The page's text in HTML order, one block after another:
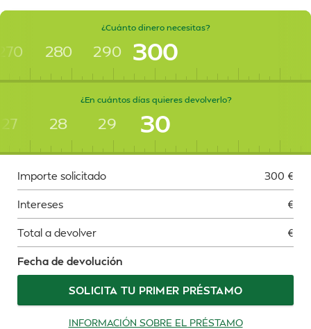
¿Cuánto dinero necesitas?
280 290 300
¿En cuántos días quieres devolverlo?
27 28 29 30
Importe solicitado 300 €
Intereses €
Total a devolver €
Fecha de devolución
SOLICITA TU PRIMER PRÉSTAMO
INFORMACIÓN SOBRE EL PRÉSTAMO